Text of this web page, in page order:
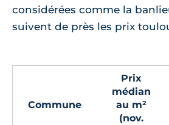
considérées comme la
suivent de près les prix
Commune
Prix
médian
au m²
(nov.